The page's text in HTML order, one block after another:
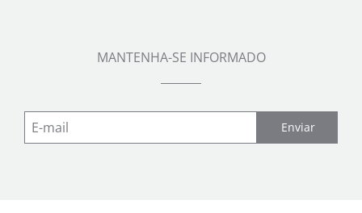
MANTENHA-SE INFORMADO
Enviar